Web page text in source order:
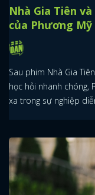
Nhà Gia Tiên
của Phương Mỹ
Sau phim Nhà Gia
học hỏi nhanh chóng,
xa trong sự nghiệp